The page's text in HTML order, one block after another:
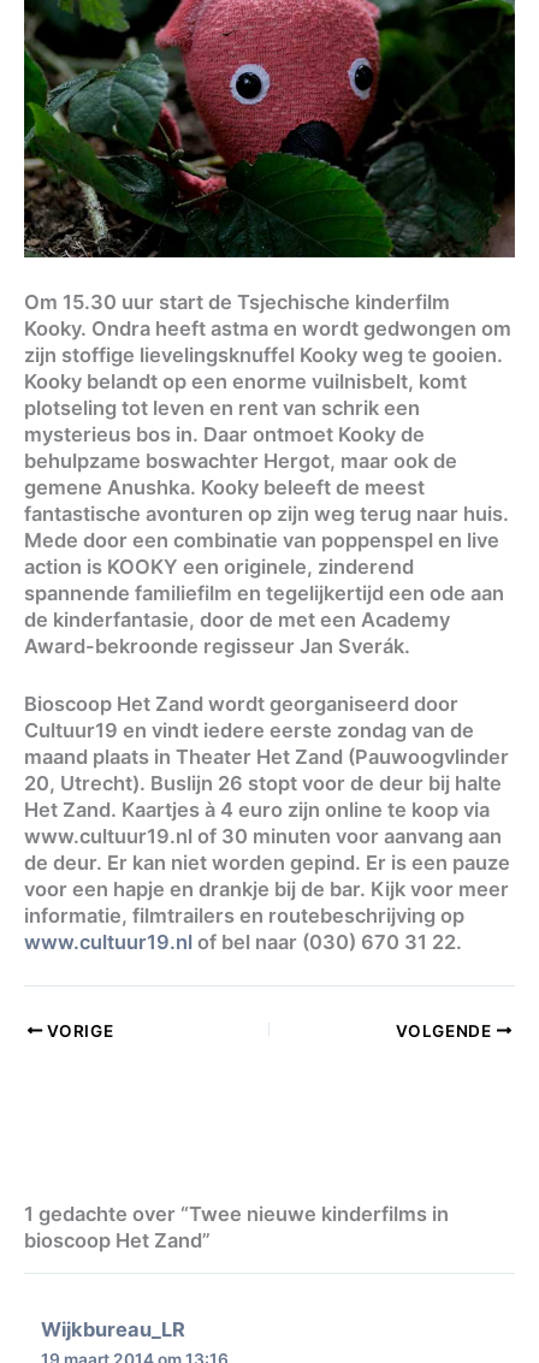
Om 15.30 uur start de Tsjechische kinderfilm
Kooky. Ondra heeft astma en wordt gedwongen om
zijn stoffige lievelingsknuffel Kooky weg te gooien.
Kooky belandt op een enorme vuilnisbelt, komt
plotseling tot leven en rent van schrik een
mysterieus bos in. Daar ontmoet Kooky de
behulpzame boswachter Hergot, maar ook de
gemene Anushka. Kooky beleeft de meest
fantastische avonturen op zijn weg terug naar huis.
Mede door een combinatie van poppenspel en live
action is KOOKY een originele, zinderend
spannende familiefilm en tegelijkertijd een ode aan
de kinderfantasie, door de met een Academy
Award-bekroonde regisseur Jan Sverák.
Bioscoop Het Zand wordt georganiseerd door
Cultuur19 en vindt iedere eerste zondag van de
maand plaats in Theater Het Zand (Pauwoogvlinder
20, Utrecht). Buslijn 26 stopt voor de deur bij halte
Het Zand. Kaartjes à 4 euro zijn online te koop via
www.cultuur19.nl of 30 minuten voor aanvang aan
de deur. Er kan niet worden gepind. Er is een pauze
voor een hapje en drankje bij de bar. Kijk voor meer
informatie, filmtrailers en routebeschrijving op
www.cultuur19.nl of bel naar (030) 670 31 22.
VORIGE VOLGENDE
1 gedachte over “Twee nieuwe kinderfilms in
bioscoop Het Zand”
Wijkbureau_LR